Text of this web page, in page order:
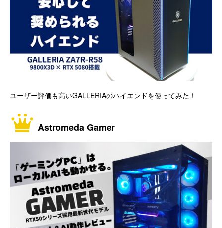
ユーザー評価も高いGALLERIAのハイエンドを使ってみた！
Astromeda Gamer